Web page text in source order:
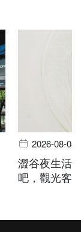
2026-08-08
澀谷夜生活
吧，觀光客